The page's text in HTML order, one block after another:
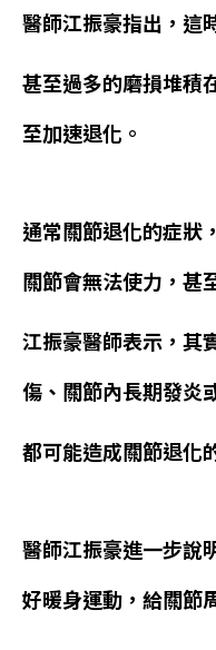
醫師江振豪指出，這
甚至過多的磨損堆積
至加速退化。
通常關節退化的症狀
關節會無法使力，甚
江振豪醫師表示，其
傷、關節內長期發炎
都可能造成關節退化
醫師江振豪進一步說
好暖身運動，給關節